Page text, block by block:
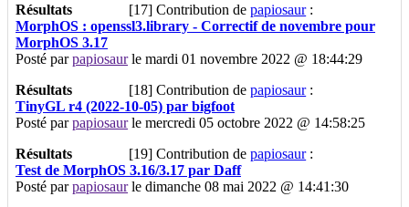
Résultats
[17] Contribution depapiosaur:
MorphOS : openssl3.library - Correctif de novembre pour
MorphOS 3.17
Posté parpapiosaurle mardi 01 novembre 2022 @ 18:44:29
Résultats
[18] Contribution depapiosaur:
TinyGL r4 (2022-10-05) par bigfoot
Posté parpapiosaurle mercredi 05 octobre 2022 @ 14:58:25
Résultats
[19] Contribution depapiosaur:
Test de MorphOS 3.16/3.17 par Daff
Posté parpapiosaurle dimanche 08 mai 2022 @ 14:41:30